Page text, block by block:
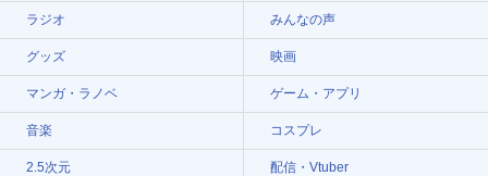
ラジオ みんなの声
グッズ 映画
マンガ・ラノベ ゲーム・アプリ
音楽 コスプレ
2.5次元 配信・Vtuber